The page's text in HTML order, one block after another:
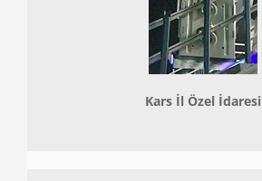
Kars İl Özel İdaresi